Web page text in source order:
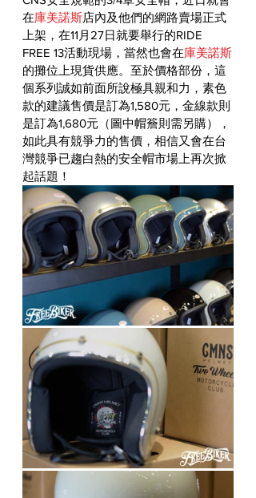
在庫美諾斯店內及他們的網路賣場正式
上架，在11月27日就要舉行的RIDE
FREE 13活動現場，當然也會在庫美諾斯
的攤位上現貨供應。至於價格部份，這
個系列誠如前面所說極具親和力，素色
款的建議售價是訂為1,580元，金線款則
是訂為1,680元（圖中帽簷則需另購），
如此具有競爭力的售價，相信又會在台
灣競爭已趨白熱的安全帽市場上再次掀
起話題！